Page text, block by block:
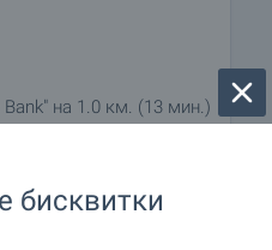
Bank" на 1.0 км. (13 мин.)
бисквитки